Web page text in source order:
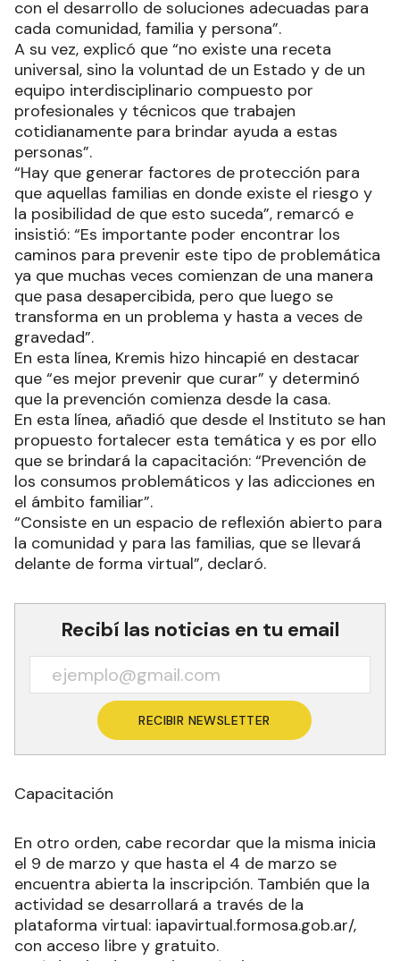
con el desarrollo de soluciones adecuadas para
cada comunidad, familia y persona”.
A su vez, explicó que “no existe una receta
universal, sino la voluntad de un Estado y de un
equipo interdisciplinario compuesto por
profesionales y técnicos que trabajen
cotidianamente para brindar ayuda a estas
personas”.
“Hay que generar factores de protección para
que aquellas familias en donde existe el riesgo y
la posibilidad de que esto suceda”, remarcó e
insistió: “Es importante poder encontrar los
caminos para prevenir este tipo de problemática
ya que muchas veces comienzan de una manera
que pasa desapercibida, pero que luego se
transforma en un problema y hasta a veces de
gravedad”.
En esta línea, Kremis hizo hincapié en destacar
que “es mejor prevenir que curar” y determinó
que la prevención comienza desde la casa.
En esta línea, añadió que desde el Instituto se han
propuesto fortalecer esta temática y es por ello
que se brindará la capacitación: “Prevención de
los consumos problemáticos y las adicciones en
el ámbito familiar”.
“Consiste en un espacio de reflexión abierto para
la comunidad y para las familias, que se llevará
delante de forma virtual”, declaró.
Recibí las noticias en tu email
RECIBIR NEWSLETTER
Capacitación
En otro orden, cabe recordar que la misma inicia
el 9 de marzo y que hasta el 4 de marzo se
encuentra abierta la inscripción. También que la
actividad se desarrollará a través de la
plataforma virtual: iapavirtual.formosa.gob.ar/,
con acceso libre y gratuito.